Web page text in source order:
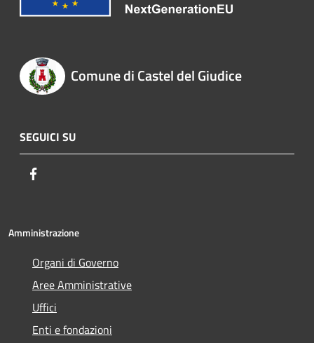
Comune di Castel del Giudice
SEGUICI SU
Amministrazione
Organi di Governo
Aree Amministrative
Uffici
Enti e fondazioni